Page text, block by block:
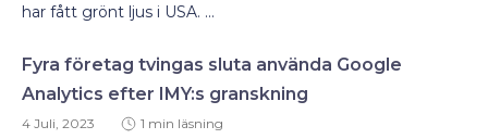
har fått grönt ljus i USA. ...
Fyra företag tvingas sluta använda Google
Analytics efter IMY:s granskning
4 Juli, 2023 1 min läsning